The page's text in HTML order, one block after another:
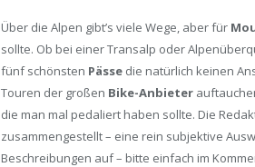
Über die Alpen gibt’s viele Wege, aber für
sollte. Ob bei einer Transalp oder
fünf schönsten Pässe die natürlich keinen
Touren der großen Bike-Anbieter
die man mal pedaliert haben sollte. Die
zusammengestellt – eine rein subjektive
Beschreibungen auf – bitte einfach im